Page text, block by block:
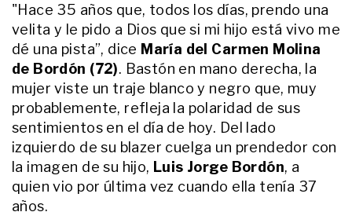
"Hace 35 años que, todos los días, prendo una
velita y le pido a Dios que si mi hijo está vivo me
dé una pista”, dice María del Carmen Molina
de Bordón (72). Bastón en mano derecha, la
mujer viste un traje blanco y negro que, muy
probablemente, refleja la polaridad de sus
sentimientos en el día de hoy. Del lado
izquierdo de su blazer cuelga un prendedor con
la imagen de su hijo, Luis Jorge Bordón, a
quien vio por última vez cuando ella tenía 37
años.
ACTUALIDAD
A un mes del adiós a Ernestina
Pais, recordamos el viaje más
osado de su vida: “¿En qué carajo
me metí?"
ACTUALIDAD
El doloroso mensaje de despedida
del esposo de Ana Lía Corte tras
el hallazgo en Bariloche: “26 años
de una vida hermosa”
ENTRETENIMIENTO